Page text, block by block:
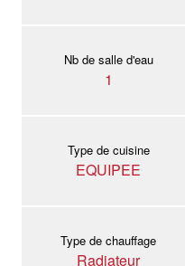
Nb de salle d'eau
1
Type de cuisine
EQUIPEE
Type de chauffage
Radiateur